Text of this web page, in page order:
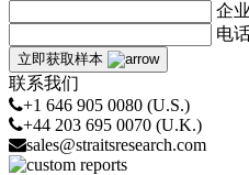
企
电
立即获取样本
联系我们
+1 646 905 0080 (U.S.)
+44 203 695 0070 (U.K.)
sales@straitsresearch.com